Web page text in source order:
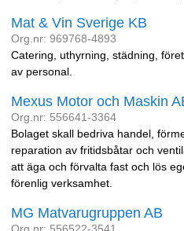
Mat & Vin Sverige KB
Org.nr: 969768-4893
Catering, uthyrning, städning,
av personal.
Mexus Motor och Maskin
Org.nr: 556641-3364
Bolaget skall bedriva handel,
reparation av fritidsbåtar och
att äga och förvalta fast och lös
förenlig verksamhet.
MG Matvarugruppen AB